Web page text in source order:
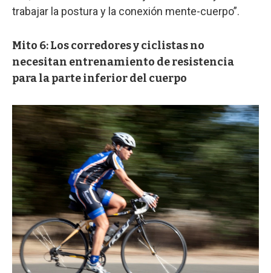
trabajar la postura y la conexión mente-cuerpo”.
Mito 6: Los corredores y ciclistas no
necesitan entrenamiento de resistencia
para la parte inferior del cuerpo